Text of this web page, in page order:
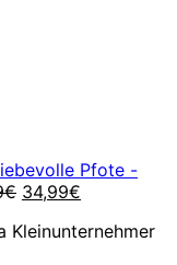
Pfote -
€ Ursprünglicher
war:
34,99€
ist:
Kleinunternehmer